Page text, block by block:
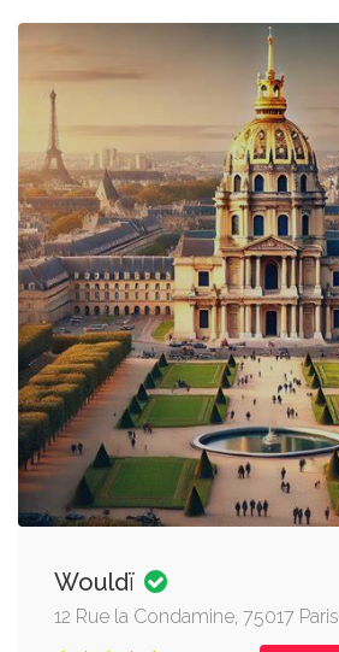
Wouldï
12 Rue la Condamine, 75017 Paris